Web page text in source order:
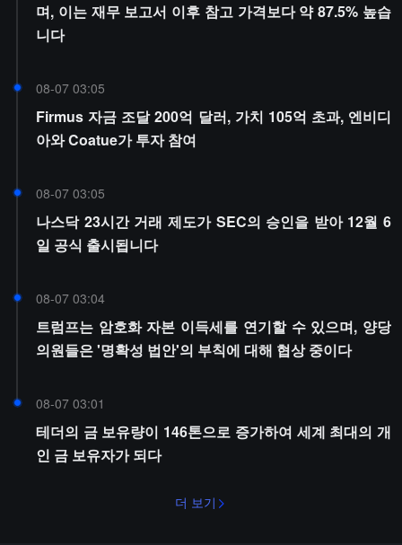
며, 이는 재무 보고서 이후 참고 가격보다 약 87.5% 높습
니다
08-07 03:05
Firmus 자금 조달 200억 달러, 가치 105억 초과, 엔비디
아와 Coatue가 투자 참여
08-07 03:05
나스닥 23시간 거래 제도가 SEC의 승인을 받아 12월 6
일 공식 출시됩니다
08-07 03:04
트럼프는 암호화 자본 이득세를 연기할 수 있으며, 양당
의원들은 '명확성 법안'의 부칙에 대해 협상 중이다
08-07 03:01
테더의 금 보유량이 146톤으로 증가하여 세계 최대의 개
인 금 보유자가 되다
더 보기